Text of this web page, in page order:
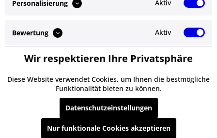
Service Hotline
Shop Service
Informationen
* Alle Preise inkl. gesetzl. Mehrwertsteuer zzgl.Versandkosten
Nachnahmegebühren, wenn nicht anders beschrieben
§ Impressum Cookie-Einstellungen Kontakt
Personalisierung Aktiv
Bewertung Aktiv
Service Aktiv
Wir respektieren Ihre Privatsphäre
Diese Website verwendet Cookies, um Ihnen die bestmögliche
Funktionalität bieten zu können.
Datenschutzeinstellungen
Nur funktionale Cookies akzeptieren